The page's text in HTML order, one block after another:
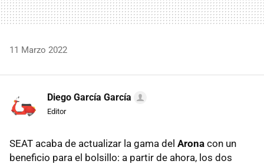
11 Marzo 2022
Diego García García
Editor
SEAT acaba de actualizar la gama del Arona con un
beneficio para el bolsillo: a partir de ahora, los dos